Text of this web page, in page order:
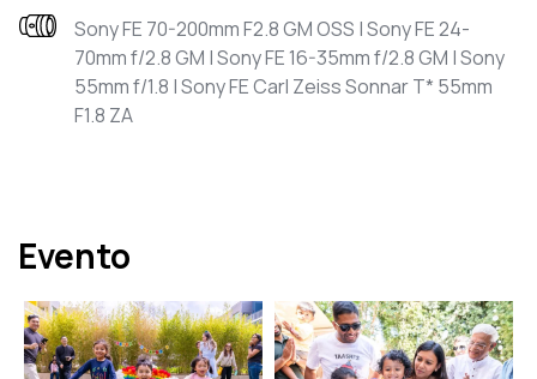
Sony FE 70-200mm F2.8 GM OSS | Sony FE 24-
70mm f/2.8 GM | Sony FE 16-35mm f/2.8 GM | Sony
55mm f/1.8 | Sony FE Carl Zeiss Sonnar T* 55mm
F1.8 ZA
Evento